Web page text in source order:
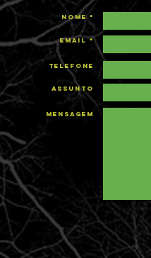
Nome *
Email *
Telefone
Assunto
Mensagem